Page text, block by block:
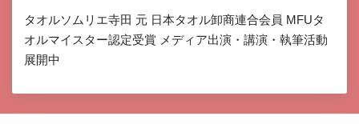
タオルソムリエ寺田 元 日本タオル卸商連合会員 MFUタ
オルマイスター認定受賞 メディア出演・講演・執筆活動
展開中